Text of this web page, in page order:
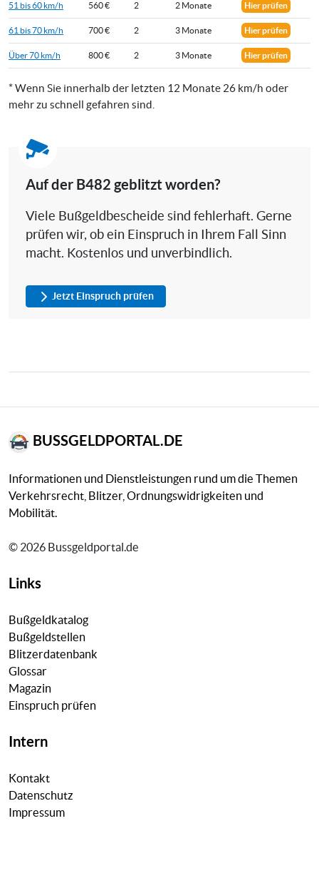
51 bis 60 km/h 560 € 2 2 Monate Hier prüfen
61 bis 70 km/h 700 € 2 3 Monate Hier prüfen
Über 70 km/h 800 € 2 3 Monate Hier prüfen
* Wenn Sie innerhalb der letzten 12 Monate 26 km/h oder
mehr zu schnell gefahren sind.
Auf der B482 geblitzt worden?
Viele Bußgeldbescheide sind fehlerhaft. Gerne
prüfen wir, ob ein Einspruch in Ihrem Fall Sinn
macht. Kostenlos und unverbindlich.
Jetzt Einspruch prüfen
BUSSGELDPORTAL.DE
Informationen und Dienstleistungen rund um die Themen
Verkehrsrecht, Blitzer, Ordnungswidrigkeiten und
Mobilität.
© 2026 Bussgeldportal.de
Links
Bußgeldkatalog
Bußgeldstellen
Blitzerdatenbank
Glossar
Magazin
Einspruch prüfen
Intern
Kontakt
Datenschutz
Impressum